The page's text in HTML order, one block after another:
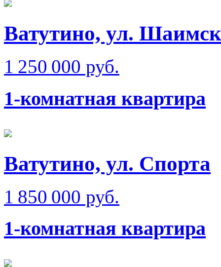
Ватутино, ул.
1 250 000 руб.
1-комнатная квартира
Ватутино, ул. Спорта
1 850 000 руб.
1-комнатная квартира